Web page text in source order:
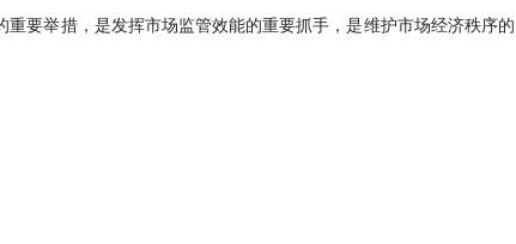
要举措，是发挥市场监管效能的重要抓手，是维护市场经济秩序的